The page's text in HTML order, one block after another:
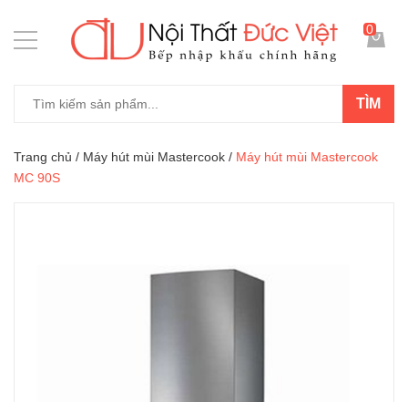
TÌM
0
Trang chủ / Máy hút mùi Mastercook / Máy hút mùi Mastercook
MC 90S